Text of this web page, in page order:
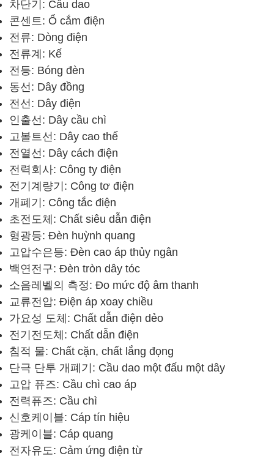
차단기: Cầu dao
콘센트: Ổ cắm điện
전류: Dòng điện
전류계: Kế
전등: Bóng đèn
동선: Dây đồng
전선: Dây điện
인출선: Dây cầu chì
고볼트선: Dây cao thế
전열선: Dây cách điện
전력회사: Công ty điện
전기계량기: Công tơ điện
개폐기: Công tắc điện
초전도체: Chất siêu dẫn điện
형광등: Đèn huỳnh quang
고압수은등: Đèn cao áp thủy ngân
백연전구: Đèn tròn dây tóc
소음레벨의 측정: Đo mức độ âm thanh
교류전압: Điện áp xoay chiều
가요성 도체: Chất dẫn điện dẻo
전기전도체: Chất dẫn điện
침적 물: Chất cặn, chất lắng đọng
단극 단투 개폐기: Cầu dao một đấu một dây
고압 퓨즈: Cầu chì cao áp
전력퓨즈: Cầu chì
신호케이블: Cáp tín hiệu
광케이블: Cáp quang
전자유도: Cảm ứng điện từ